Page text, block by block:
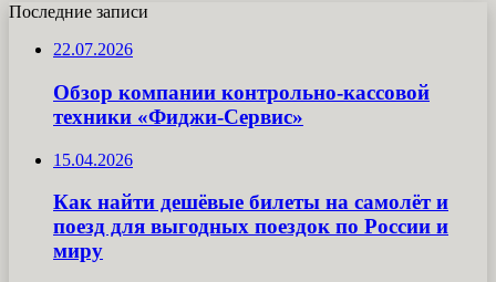
Последние записи
22.07.2026
Обзор компании контрольно-кассовой
техники «Фиджи-Сервис»
15.04.2026
Как найти дешёвые билеты на самолёт и
поезд для выгодных поездок по России и
миру